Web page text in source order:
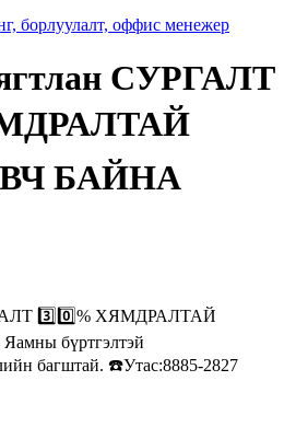
борлуулалт, оффис менежер
СУРГАЛТ
БАЙНА
3️⃣0️⃣% ХЯМДРАЛТАЙ
бүртгэлтэй
багштай. ☎️Утас:8885-2827